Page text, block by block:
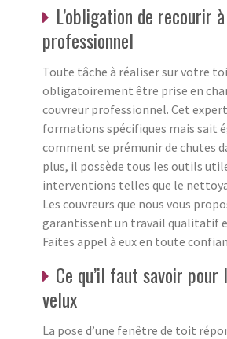
L’obligation de recourir
professionnel
Toute tâche à réaliser sur votre
obligatoirement être prise en
couvreur professionnel. Cet
formations spécifiques mais sait
comment se prémunir de chutes
plus, il possède tous les outils
interventions telles que le
Les couvreurs que nous vous
garantissent un travail qualitatif
Faites appel à eux en toute
Ce qu’il faut savoir pour
velux
La pose d’une fenêtre de toit